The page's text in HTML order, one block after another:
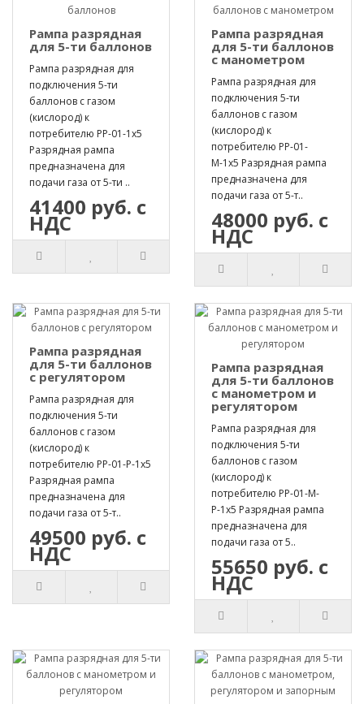
Рампа разрядная
для 5-ти баллонов
Рампа разрядная для
подключения 5-ти
баллонов с газом
(кислород) к
потребителю РР-01-1х5
Разрядная рампа
предназначена для
подачи газа от 5-ти ..
41400 руб. с
НДС
Рампа разрядная
для 5-ти баллонов
с манометром
Рампа разрядная для
подключения 5-ти
баллонов с газом
(кислород) к
потребителю РР-01-
М-1х5 Разрядная рампа
предназначена для
подачи газа от 5-т..
48000 руб. с
НДС
Рампа разрядная
для 5-ти баллонов
с регулятором
Рампа разрядная для
подключения 5-ти
баллонов с газом
(кислород) к
потребителю РР-01-Р-1х5
Разрядная рампа
предназначена для
подачи газа от 5-т..
49500 руб. с
НДС
Рампа разрядная
для 5-ти баллонов
с манометром и
регулятором
Рампа разрядная для
подключения 5-ти
баллонов с газом
(кислород) к
потребителю РР-01-М-
Р-1х5 Разрядная рампа
предназначена для
подачи газа от 5..
55650 руб. с
НДС